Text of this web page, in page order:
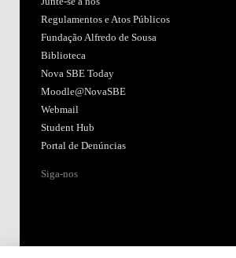
Regulamentos e Atos Públicos
Fundação Alfredo de Sousa
Biblioteca
Nova SBE Today
Moodle@NovaSBE
Webmail
Student Hub
Portal de Denúncias
Siga-nos